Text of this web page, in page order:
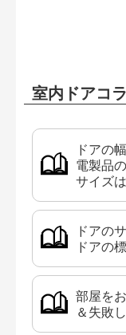
室内ドアコ
ドアの
電製品
サイズ
ドアの
ドアの
部屋を
＆失敗